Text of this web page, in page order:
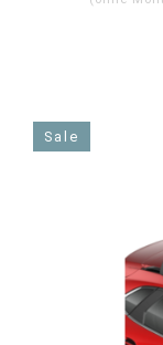
Sale